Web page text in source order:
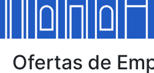
Mostrar/Ocultar
Mostrar/Ocultar
Ofertas de